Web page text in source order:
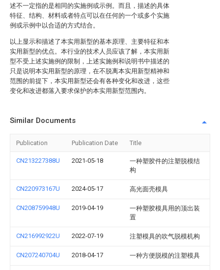
述不一定指的是相同的实施例或示例。而且，描述的具体
特征、结构、材料或者特点可以在任何的一个或多个实施
例或示例中以合适的方式结合。
以上显示和描述了本实用新型的基本原理、主要特征和本
实用新型的优点。本行业的技术人员应该了解，本实用新
型不受上述实施例的限制，上述实施例和说明书中描述的
只是说明本实用新型的原理，在不脱离本实用新型精神和
范围的前提下，本实用新型还会有各种变化和改进，这些
变化和改进都落入要求保护的本实用新型范围内。
Similar Documents
Publication Publication Date Title
CN213227388U 2021-05-18
一种塑胶件的注塑脱模结
构
CN220973167U 2024-05-17 高光面壳模具
CN208759948U 2019-04-19
一种塑胶模具用的顶出装
置
CN216992922U 2022-07-19 注塑模具的吹气脱模机构
CN207240704U 2018-04-17 一种方便脱模的注塑模具